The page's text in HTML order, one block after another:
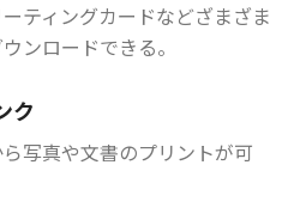
ティングカードなどざまざま
ンロードできる。
ク
写真や文書のプリントが可